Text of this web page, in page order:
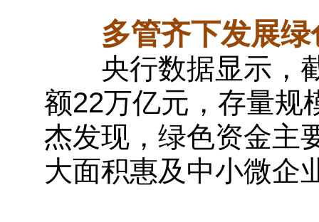
多管齐下发展
央行数据显示，截
额22万亿元，存量规
杰发现，绿色资金主
大面积惠及中小微企